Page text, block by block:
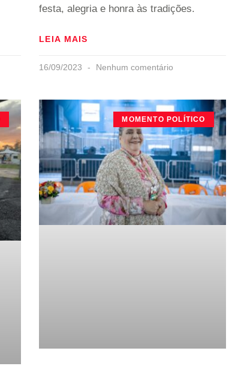
festa, alegria e honra às tradições.
LEIA MAIS
16/09/2023 Nenhum comentário
MOMENTO POLÍTICO